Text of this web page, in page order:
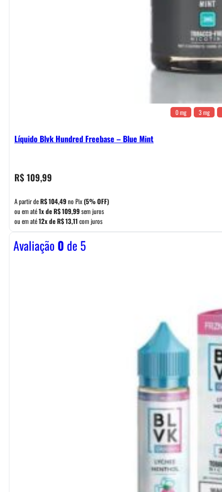
0 mg 3 mg
Líquido Blvk Hundred Freebase – Blue Mint
R$109,99
A partir deR$104,49no Pix(5% OFF)
ou em até1x deR$109,99sem juros
ou em até12x deR$13,11 com juros
Avaliação0 de 5